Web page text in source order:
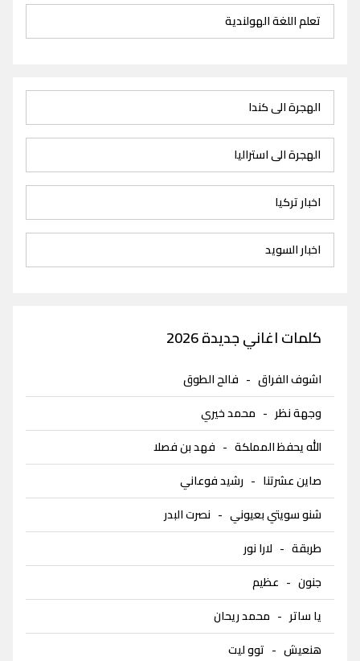
تعلم اللغة الهولندية
الهجرة الى كندا
الهجرة الى استراليا
اخبار تركيا
اخبار السويد
كلمات اغاني جديدة 2026
اشوف الفراق - فالح الطوق
وجهة نظر - محمد خيري
الله يحفظ المملكة - فهد بن فصلا
صاين عشرتنا - رشيد فوعاني
شنو سويتي بعيوني - نصرت البدر
طربقة - لارا نور
جنون - عظيم
يا ساتر - محمد ريحان
هنعيش - توو ليت